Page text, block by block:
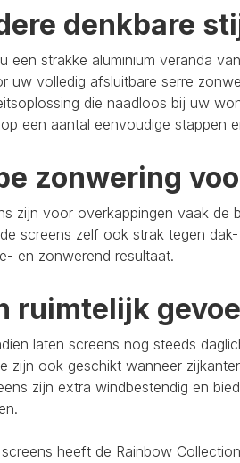
denkbare
een strakke aluminium veranda
uw volledig afsluitbare serre
die naadloos bij uw
een aantal eenvoudige stappen
zonwering
zijn voor overkappingen vaak de
screens zelf ook strak tegen
en zonwerend resultaat.
ruimtelijk
laten screens nog steeds
zijn ook geschikt wanneer
zijn extra windbestendig en
heeft de Rainbow